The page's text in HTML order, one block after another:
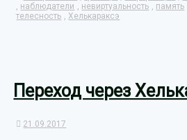
, наблюдатели , невиртуальность , память
телесность ,Хелькараксэ
Переход через
21.09.2017